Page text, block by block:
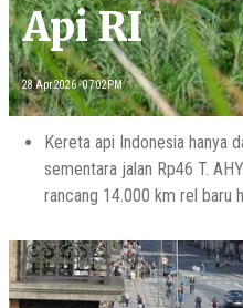
Api RI
28 Apr 2026 - 07:02PM
Kereta api Indonesia hanya
sementara jalan Rp46 T.
rancang 14.000 km rel baru